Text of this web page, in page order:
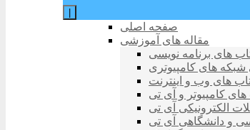
صفحه اصلی
مقاله های آموزشی
های برنامه نویسی
های کامپیوتری
های وب و اینترنت
کامپیوتر و آی تی
الکترونیکی آی تی
و دانشگاهی آی تی